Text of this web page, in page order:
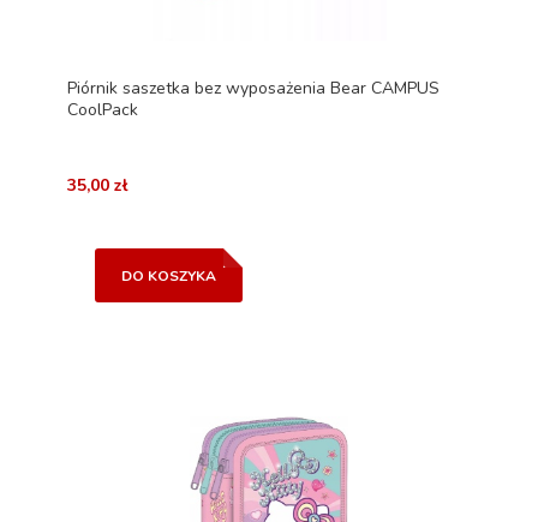
Piórnik saszetka bez wyposażenia Bear CAMPUS
CoolPack
35,00 zł
DO KOSZYKA